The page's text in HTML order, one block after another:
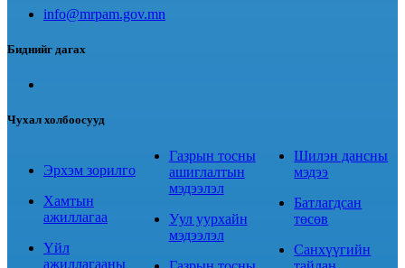
info@mrpam.gov.mn
Биднийг дагах
Чухал холбоосууд
Эрхэм зорилго
Хамтын
ажиллагаа
Үйл
ажиллагааны
Газрын тосны
ашиглалтын
мэдээлэл
Уул уурхайн
мэдээлэл
Шилэн дансны
мэдээ
Батлагдсан
төсөв
Санхүүгийн